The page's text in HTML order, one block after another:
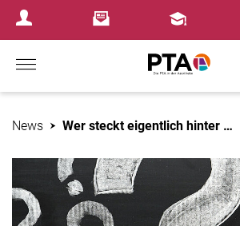
Login MenuNewsletter
Home
News Wer steckt eigentlich hinter …